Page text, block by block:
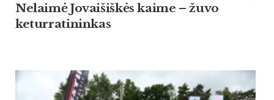
Nelaimė Jovaišiškės kaime – žuvo
keturratininkas